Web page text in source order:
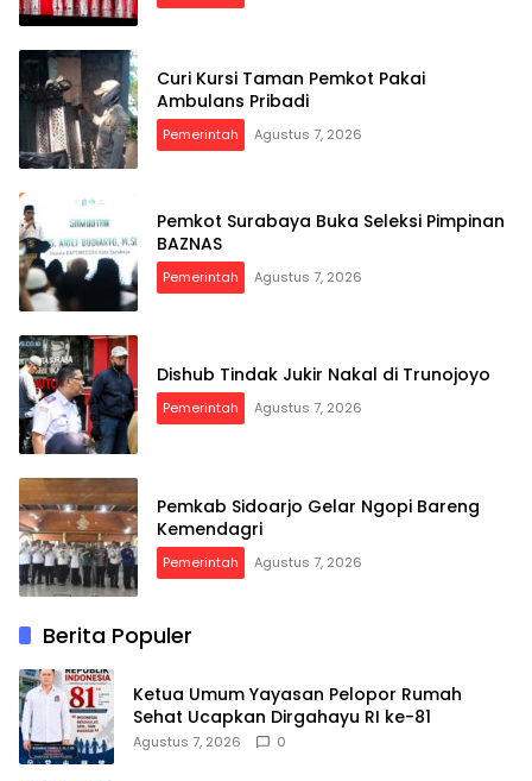
Curi Kursi Taman Pemkot Pakai
Ambulans Pribadi
Pemerintah Agustus 7, 2026
Pemkot Surabaya Buka Seleksi Pimpinan
BAZNAS
Pemerintah Agustus 7, 2026
Dishub Tindak Jukir Nakal di Trunojoyo
Pemerintah Agustus 7, 2026
Pemkab Sidoarjo Gelar Ngopi Bareng
Kemendagri
Pemerintah Agustus 7, 2026
Berita Populer
Ketua Umum Yayasan Pelopor Rumah
Sehat Ucapkan Dirgahayu RI ke-81
Agustus 7, 2026 0